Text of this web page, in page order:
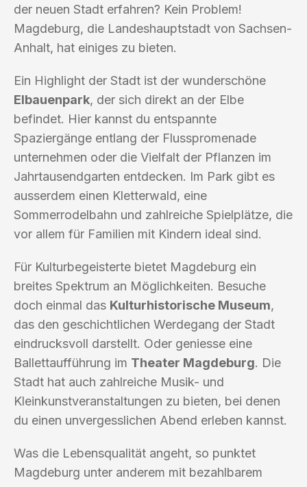
der neuen Stadt erfahren? Kein Problem!
Magdeburg, die Landeshauptstadt von Sachsen-
Anhalt, hat einiges zu bieten.
Ein Highlight der Stadt ist der wunderschöne
Elbauenpark, der sich direkt an der Elbe
befindet. Hier kannst du entspannte
Spaziergänge entlang der Flusspromenade
unternehmen oder die Vielfalt der Pflanzen im
Jahrtausendgarten entdecken. Im Park gibt es
ausserdem einen Kletterwald, eine
Sommerrodelbahn und zahlreiche Spielplätze, die
vor allem für Familien mit Kindern ideal sind.
Für Kulturbegeisterte bietet Magdeburg ein
breites Spektrum an Möglichkeiten. Besuche
doch einmal das Kulturhistorische Museum,
das den geschichtlichen Werdegang der Stadt
eindrucksvoll darstellt. Oder geniesse eine
Ballettaufführung im Theater Magdeburg. Die
Stadt hat auch zahlreiche Musik- und
Kleinkunstveranstaltungen zu bieten, bei denen
du einen unvergesslichen Abend erleben kannst.
Was die Lebensqualität angeht, so punktet
Magdeburg unter anderem mit bezahlbarem